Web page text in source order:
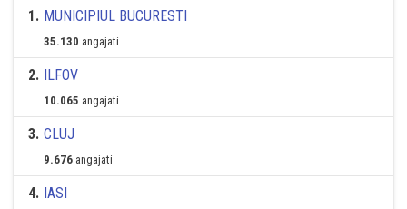
1. MUNICIPIUL BUCURESTI
35.130 angajati
2. ILFOV
10.065 angajati
3. CLUJ
9.676 angajati
4. IASI